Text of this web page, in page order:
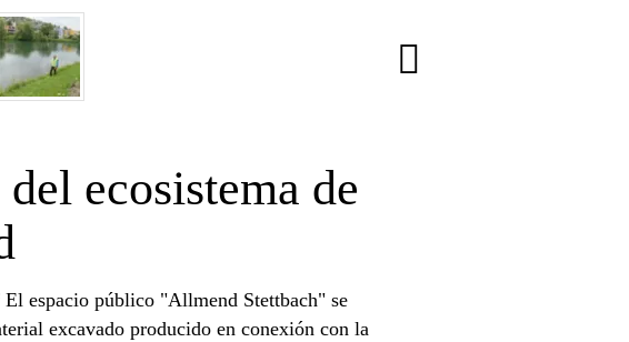
ecosistema de
espacio público "Allmend Stettbach" se
excavado producido en conexión con la